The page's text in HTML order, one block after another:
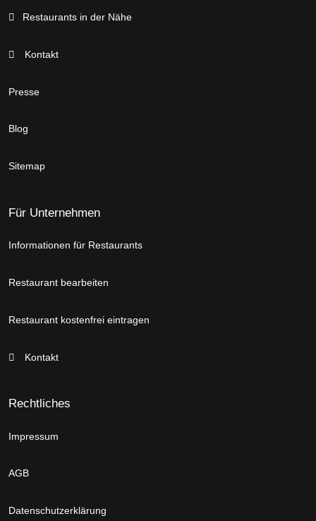
Restaurants in der Nähe
Kontakt
Presse
Blog
Sitemap
Für Unternehmen
Informationen für Restaurants
Restaurant bearbeiten
Restaurant kostenfrei eintragen
Kontakt
Rechtliches
Impressum
AGB
Datenschutzerklärung